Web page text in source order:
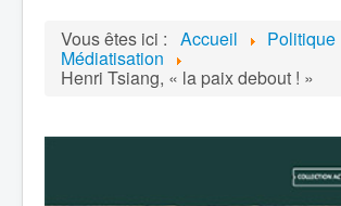
Vous êtes ici : Accueil Politique
Médiatisation
Henri Tsiang, « la paix debout ! »